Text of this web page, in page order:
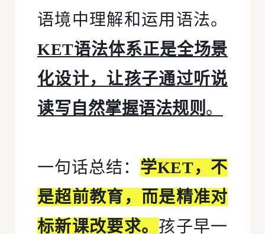
语境中理解和运用语法。
KET语法体系正是全场景
化设计，让孩子通过听说
读写自然掌握语法规则。
一句话总结： 学KET，不
是超前教育，而是精准对
标新课改要求。 孩子早一